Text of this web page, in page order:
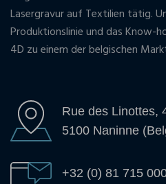
Lasergravur auf Textilien tätig.
Produktionslinie und das Know-
4D zu einem der belgischen
Rue des Linottes,
5100 Naninne
+32 (0) 81 715